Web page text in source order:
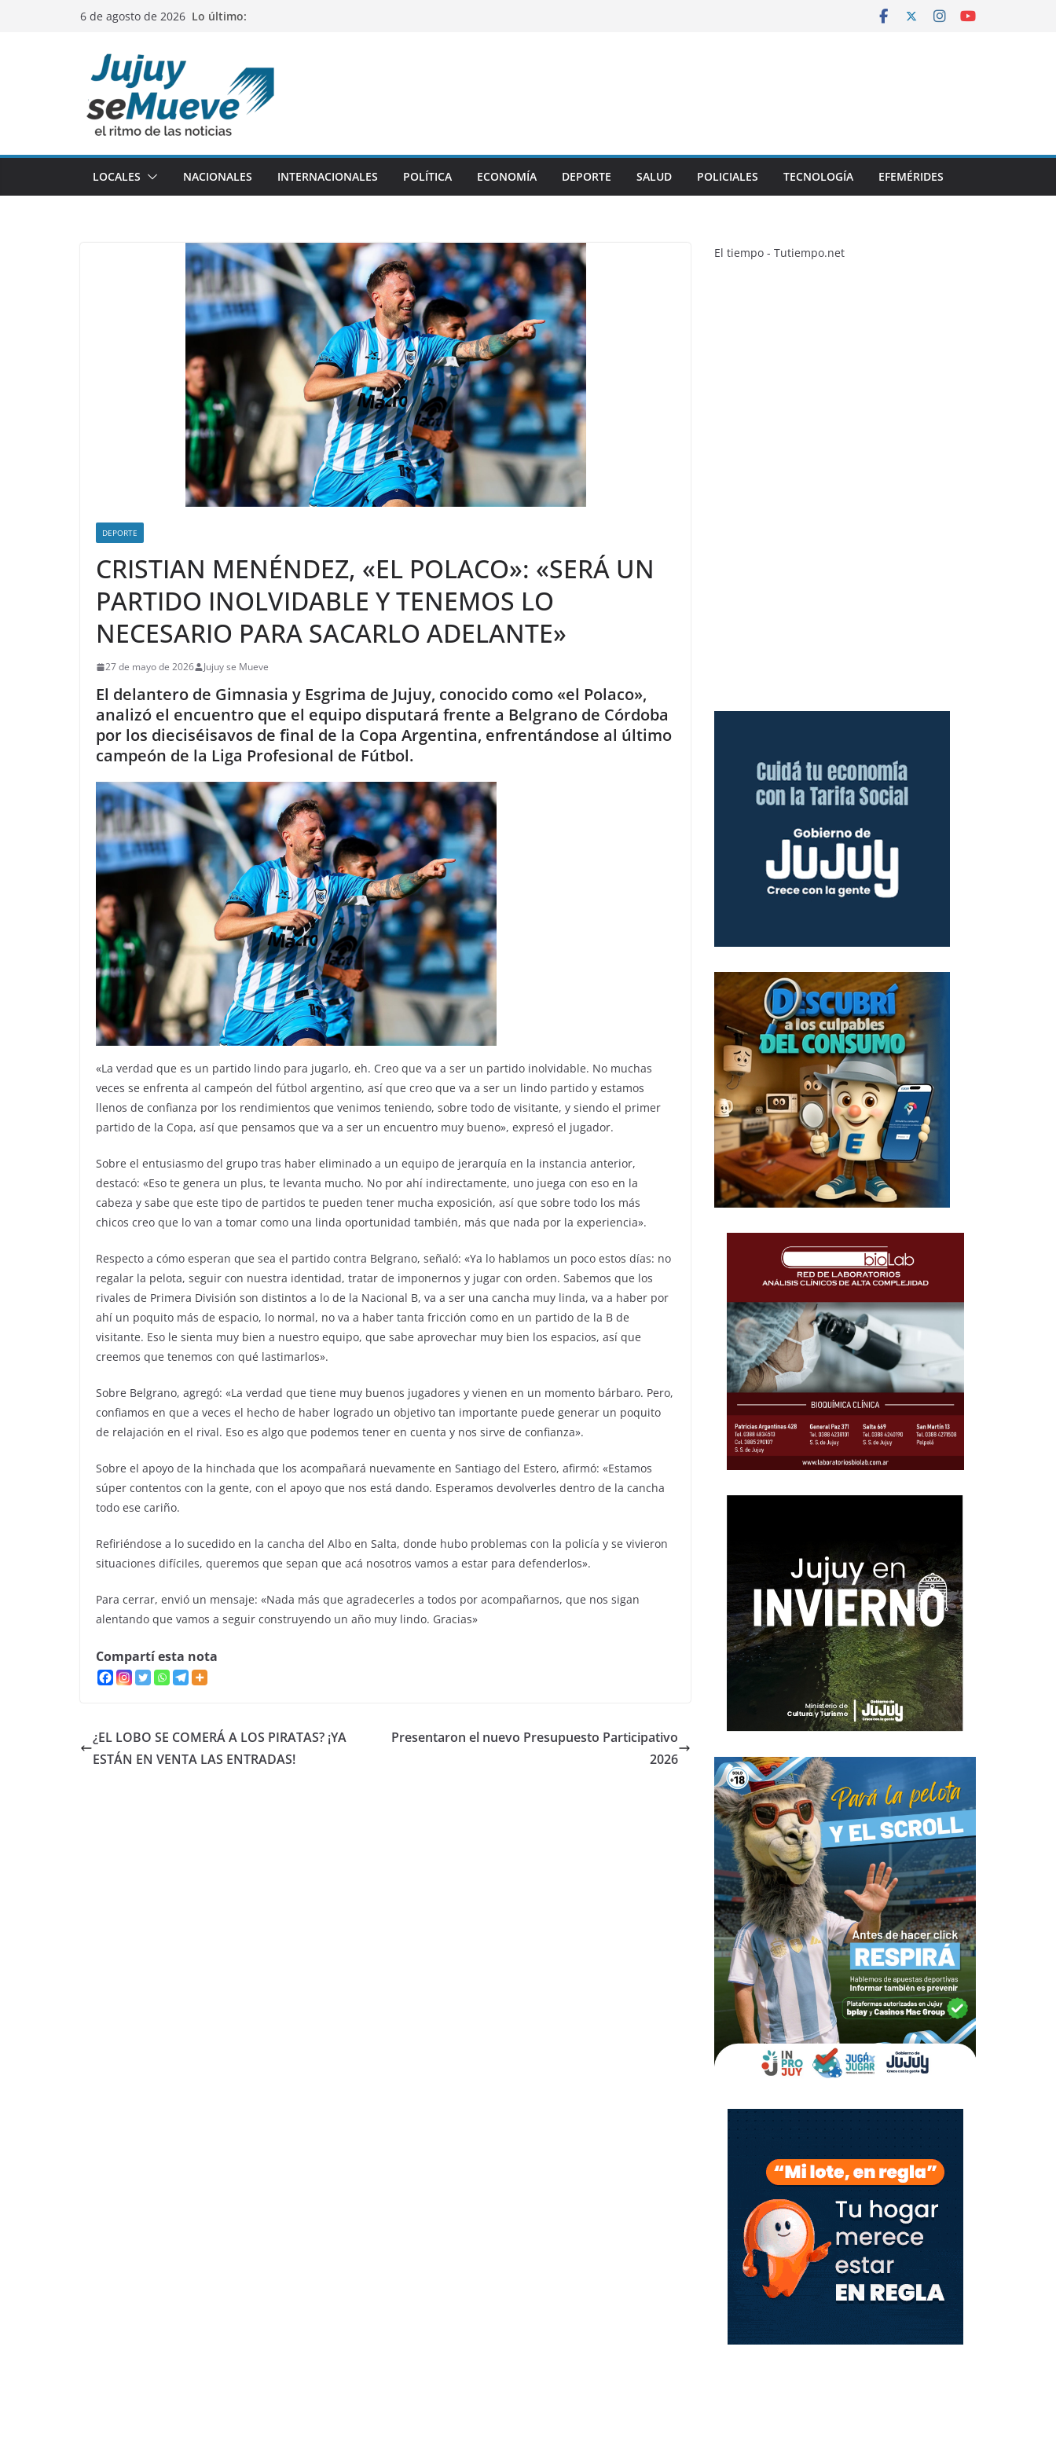
6 de agosto de 2026 Lo último:
LOCALES NACIONALES INTERNACIONALES POLÍTICA ECONOMÍA DEPORTE SALUD POLICIALES TECNOLOGÍA EFEMÉRIDES
DEPORTE
CRISTIAN MENÉNDEZ, «EL POLACO»: «SERÁ UN
PARTIDO INOLVIDABLE Y TENEMOS LO
NECESARIO PARA SACARLO ADELANTE»
27 de mayo de 2026 Jujuy se Mueve
El delantero de Gimnasia y Esgrima de Jujuy, conocido como «el Polaco»,
analizó el encuentro que el equipo disputará frente a Belgrano de Córdoba
por los dieciséisavos de final de la Copa Argentina, enfrentándose al último
campeón de la Liga Profesional de Fútbol.
«La verdad que es un partido lindo para jugarlo, eh. Creo que va a ser un partido inolvidable. No muchas
veces se enfrenta al campeón del fútbol argentino, así que creo que va a ser un lindo partido y estamos
llenos de confianza por los rendimientos que venimos teniendo, sobre todo de visitante, y siendo el primer
partido de la Copa, así que pensamos que va a ser un encuentro muy bueno», expresó el jugador.
Sobre el entusiasmo del grupo tras haber eliminado a un equipo de jerarquía en la instancia anterior,
destacó: «Eso te genera un plus, te levanta mucho. No por ahí indirectamente, uno juega con eso en la
cabeza y sabe que este tipo de partidos te pueden tener mucha exposición, así que sobre todo los más
chicos creo que lo van a tomar como una linda oportunidad también, más que nada por la experiencia».
Respecto a cómo esperan que sea el partido contra Belgrano, señaló: «Ya lo hablamos un poco estos días: no
regalar la pelota, seguir con nuestra identidad, tratar de imponernos y jugar con orden. Sabemos que los
rivales de Primera División son distintos a lo de la Nacional B, va a ser una cancha muy linda, va a haber por
ahí un poquito más de espacio, lo normal, no va a haber tanta fricción como en un partido de la B de
visitante. Eso le sienta muy bien a nuestro equipo, que sabe aprovechar muy bien los espacios, así que
creemos que tenemos con qué lastimarlos».
Sobre Belgrano, agregó: «La verdad que tiene muy buenos jugadores y vienen en un momento bárbaro. Pero,
confiamos en que a veces el hecho de haber logrado un objetivo tan importante puede generar un poquito
de relajación en el rival. Eso es algo que podemos tener en cuenta y nos sirve de confianza».
Sobre el apoyo de la hinchada que los acompañará nuevamente en Santiago del Estero, afirmó: «Estamos
súper contentos con la gente, con el apoyo que nos está dando. Esperamos devolverles dentro de la cancha
todo ese cariño.
Refiriéndose a lo sucedido en la cancha del Albo en Salta, donde hubo problemas con la policía y se vivieron
situaciones difíciles, queremos que sepan que acá nosotros vamos a estar para defenderlos».
Para cerrar, envió un mensaje: «Nada más que agradecerles a todos por acompañarnos, que nos sigan
alentando que vamos a seguir construyendo un año muy lindo. Gracias»
Compartí esta nota
¿EL LOBO SE COMERÁ A LOS PIRATAS? ¡YA
ESTÁN EN VENTA LAS ENTRADAS!
Presentaron el nuevo Presupuesto Participativo
2026
El tiempo - Tutiempo.net